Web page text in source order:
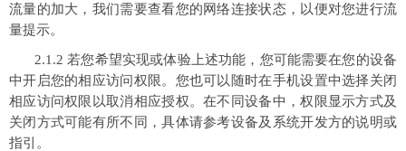
流量的加大，我们需要查看您的网络连接状态，以便对您进行流
量提示。
2.1.2 若您希望实现或体验上述功能，您可能需要在您的设备
中开启您的相应访问权限。您也可以随时在手机设置中选择关闭
相应访问权限以取消相应授权。在不同设备中，权限显示方式及
关闭方式可能有所不同，具体请参考设备及系统开发方的说明或
指引。